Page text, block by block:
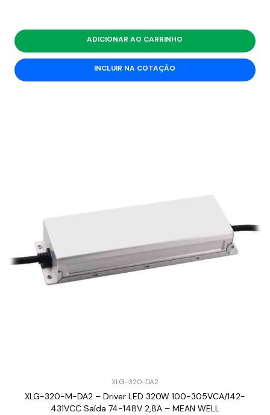
ADICIONAR AO CARRINHO
INCLUIR NA COTAÇÃO
XLG-320-DA2
XLG-320-M-DA2 – Driver LED 320W 100-305VCA/142-
431VCC Saída 74-148V 2,8A – MEAN WELL